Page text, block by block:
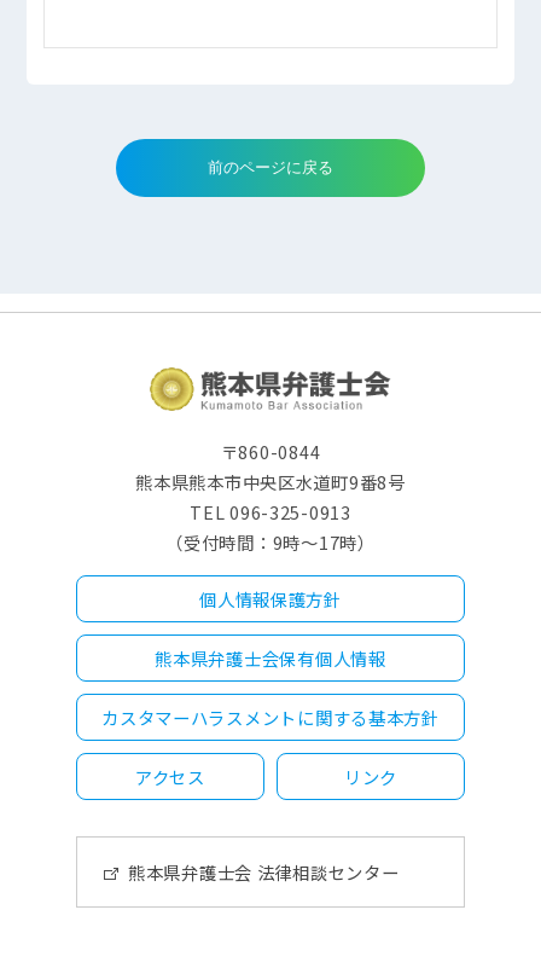
〒860-0844
熊本県熊本市中央区水道町9番8号
TEL 096-325-0913
（受付時間：9時～17時）
個人情報保護方針
熊本県弁護士会保有個人情報
カスタマーハラスメントに関する基本方針
アクセス リンク
熊本県弁護士会 法律相談センター